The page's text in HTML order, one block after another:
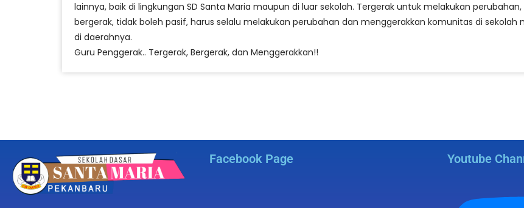
lainnya, baik di lingkungan SD Santa Maria maupun di luar sekolah. Tergerak untuk melakukan
bergerak, tidak boleh pasif, harus selalu melakukan perubahan dan menggerakkan komunitas di sekolah
di daerahnya.
Guru Penggerak.. Tergerak, Bergerak, dan Menggerakkan!!
Facebook Page Youtube